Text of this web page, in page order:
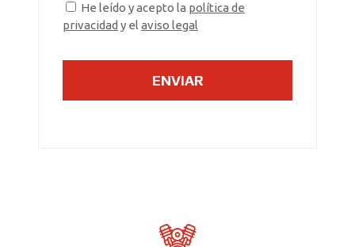
He leído y acepto la política de
privacidad y el aviso legal